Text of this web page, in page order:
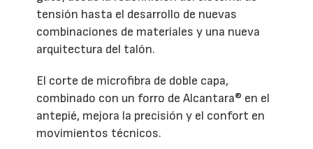
tensión hasta el desarrollo de nuevas
combinaciones de materiales y una nueva
arquitectura del talón.
El corte de microfibra de doble capa,
combinado con un forro de Alcantara® en el
antepié, mejora la precisión y el confort en
movimientos técnicos.